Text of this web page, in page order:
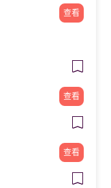
查看
查看
查看